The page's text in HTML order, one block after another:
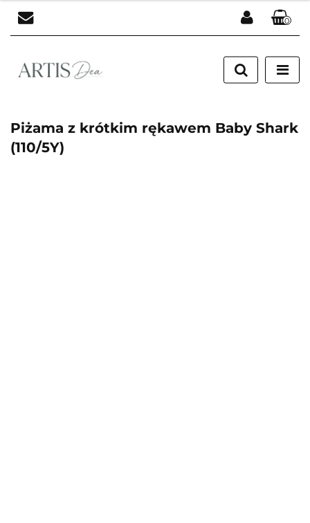
Zaloguj się
Zarejestruj się
0
Piżama z krótkim rękawem Baby Shark
(110/5Y)